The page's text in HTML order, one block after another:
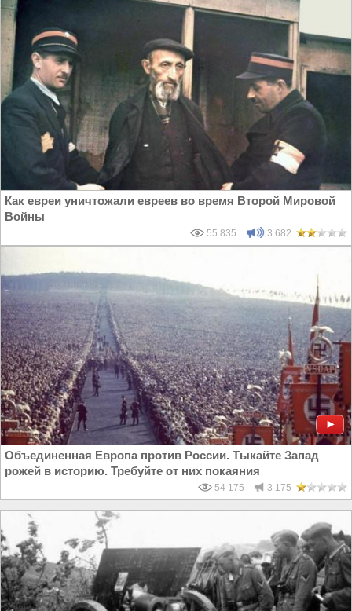
Как евреи уничтожали евреев во время Второй Мировой
Войны
55 835 3 682
Объединенная Европа против России. Тыкайте Запад
рожей в историю. Требуйте от них покаяния
54 175 3 175